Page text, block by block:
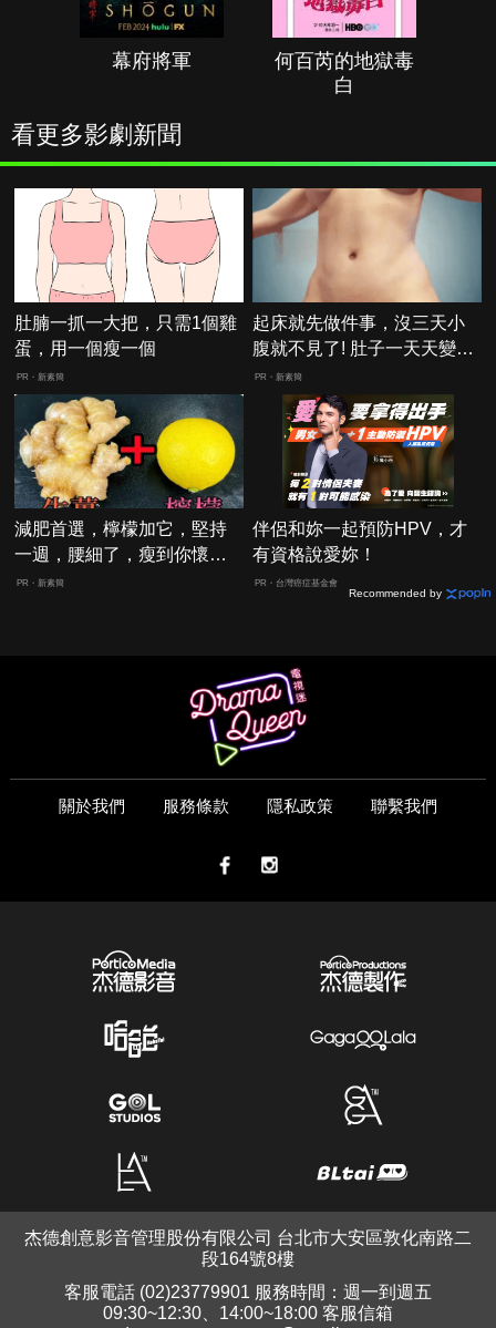
幕府將軍
何百芮的地獄毒
白
看更多影劇新聞
肚腩一抓一大把，只需1個雞
蛋，用一個瘦一個
PR・新素簡
起床就先做件事，沒三天小
腹就不見了! 肚子一天天變
小！
PR・新素簡
減肥首選，檸檬加它，堅持
一週，腰細了，瘦到你懷疑
人生
PR・新素簡
伴侶和妳一起預防HPV，才
有資格說愛妳！
PR・台灣癌症基金會
Recommended by
關於我們 服務條款 隱私政策 聯繫我們
杰德創意影音管理股份有限公司 台北市大安區敦化南路二
段164號8樓
客服電話 (02)23779901 服務時間：週一到週五
09:30~12:30、14:00~18:00 客服信箱